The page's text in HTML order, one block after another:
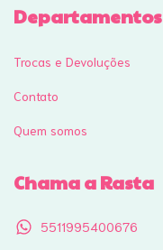
Departamentos
Trocas e Devoluções
Contato
Quem somos
Chama a Rasta
5511995400676